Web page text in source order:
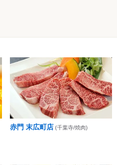
赤門 末広町店 (千葉寺/焼肉)